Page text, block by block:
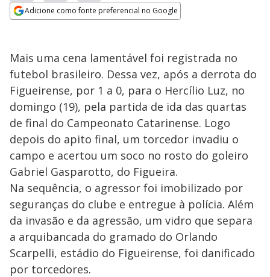
Adicione como fonte preferencial no Google
Mais uma cena lamentável foi registrada no
futebol brasileiro. Dessa vez, após a derrota do
Figueirense, por 1 a 0, para o Hercílio Luz, no
domingo (19), pela partida de ida das quartas
de final do Campeonato Catarinense. Logo
depois do apito final, um torcedor invadiu o
campo e acertou um soco no rosto do goleiro
Gabriel Gasparotto, do Figueira.
Na sequência, o agressor foi imobilizado por
seguranças do clube e entregue à polícia. Além
da invasão e da agressão, um vidro que separa
a arquibancada do gramado do Orlando
Scarpelli, estádio do Figueirense, foi danificado
por torcedores.